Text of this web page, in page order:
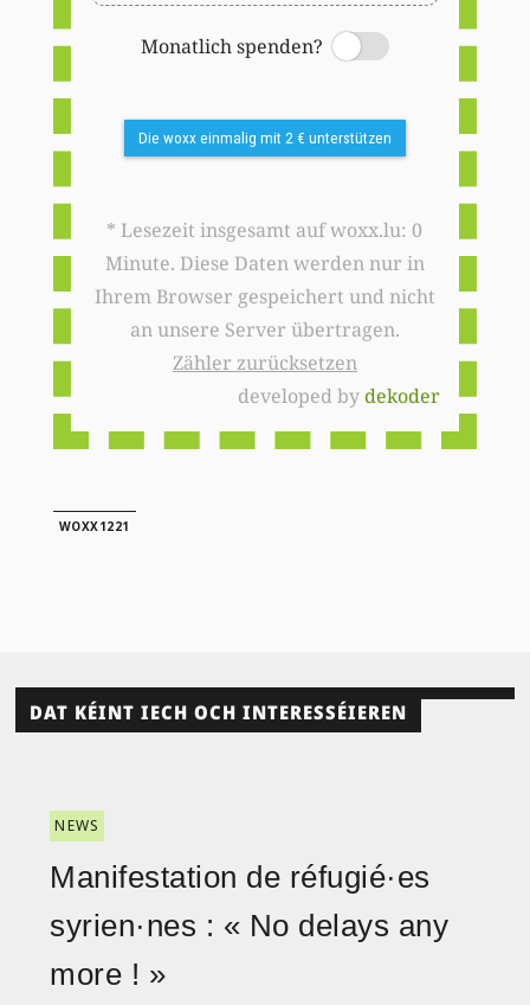
Monatlich spenden?
Switch
Die woxx einmalig mit 2 € unterstützen
* Lesezeit insgesamt auf woxx.lu: 0
Minute. Diese Daten werden nur in
Ihrem Browser gespeichert und nicht
an unsere Server übertragen.
Zähler zurücksetzen
developed bydekoder
WOXX1221
DAT KÉINT IECH OCH INTERESSÉIEREN
NEWS
Manifestation de réfugié·es
syrien·nes : « No delays any
more ! »